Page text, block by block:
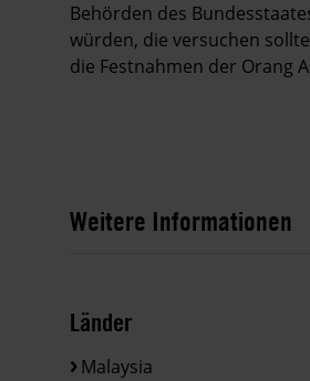
Behörden des
würden, die versuchen
die Festnahmen der Orang
Weitere Informationen
Länder
Malaysia